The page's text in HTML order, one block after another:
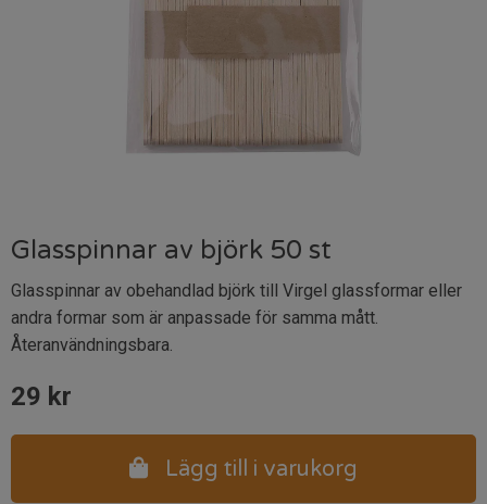
Glasspinnar av björk 50 st
Glasspinnar av obehandlad björk till Virgel glassformar eller
andra formar som är anpassade för samma mått.
Återanvändningsbara.
29 kr
Lägg till i varukorg